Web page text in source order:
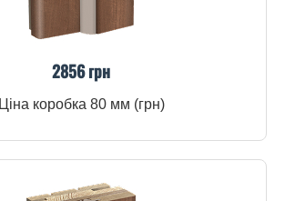
2856 грн
Ціна коробка 80 мм (грн)